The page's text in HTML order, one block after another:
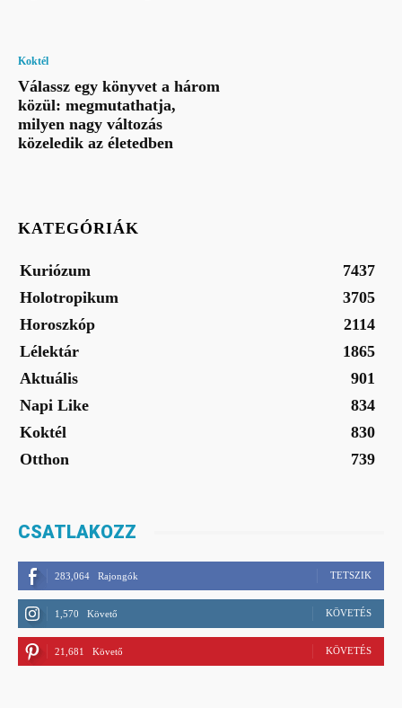
Koktél
Válassz egy könyvet a három
közül: megmutathatja,
milyen nagy változás
közeledik az életedben
KATEGÓRIÁK
Kuriózum
7437
Holotropikum
3705
Horoszkóp
2114
Lélektár
1865
Aktuális
901
Napi Like
834
Koktél
830
Otthon
739
CSATLAKOZZ
283,064 Rajongók TETSZIK
1,570 Követő KÖVETÉS
21,681 Követő KÖVETÉS